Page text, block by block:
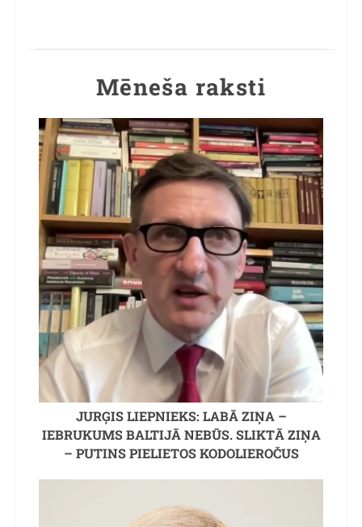
Mēneša raksti
JURĢIS LIEPNIEKS: LABĀ ZIŅA –
IEBRUKUMS BALTIJĀ NEBŪS. SLIKTĀ ZIŅA
– PUTINS PIELIETOS KODOLIEROČUS